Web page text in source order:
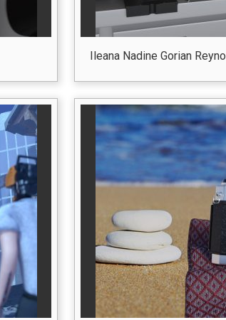
Ileana Nadine Gorian Reyno